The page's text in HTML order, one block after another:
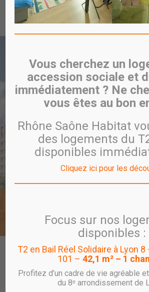
UTÔPIA
CARTE PROGRAMME
PROGRAMMES EN
Vous cherchez un
accession sociale et
immédiatement ? Ne
vous êtes au bon
Rhône Saône Habitat
des logements du
disponibles
Cliquez ici pour les
Focus sur nos
disponibles :
T2 en Bail Réel Solidaire à Lyon
101 – 42,1 m² – 1
Profitez d’un cadre de vie agréable
du 8ᵉ arrondissement de